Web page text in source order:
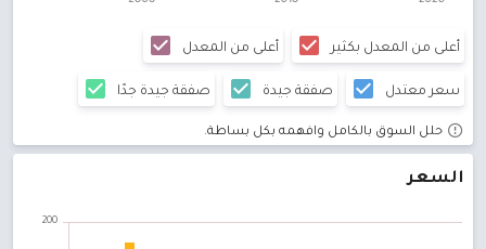
متوسط ​​السعر :0 دينار
Ford Transit
متوسط ​​السعر :28,000 دينار 22 سيارة
أعلى من المعدل بكثير أعلى من المعدل
سعر معتدل صفقة جيدة صفقة جيدة جدًا
حلل السوق بالكامل وافهمه بكل بساطة.
السعر